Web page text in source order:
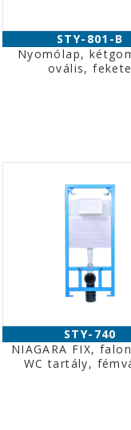
STY-801-B
Nyomólap,
ovális, fekete
STY-740
NIAGARA FIX,
WC tartály,